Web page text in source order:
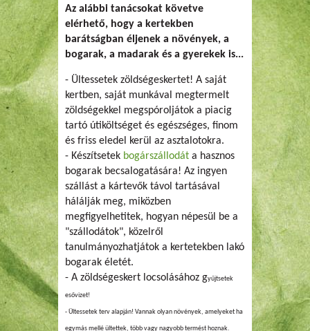
Az alábbi tanácsokat követve
elérhető, hogy a kertekben
barátságban éljenek a növények, a
bogarak, a madarak és a gyerekek is...
- Ültessetek zöldségeskertet! A saját
kertben, saját munkával megtermelt
zöldségekkel megspóroljátok a piacig
tartó útiköltséget és egészséges, finom
és friss eledel kerül az asztalotokra.
- Készítsetek bogárszállodát a hasznos
bogarak becsalogatására! Az ingyen
szállást a kártevők távol tartásával
hálálják meg, miközben
megfigyelhetitek, hogyan népesül be a
"szállodátok", közelről
tanulmányozhatjátok a kertetekben lakó
bogarak életét.
- A zöldségeskert locsolásához gyűjtsetek
esővizet!
- Ültessetek terv alapján! Vannak olyan növények, amelyeket ha
egymás mellé ültettek, több vagy nagyobb termést hoznak.